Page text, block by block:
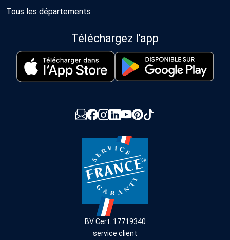
Tous les départements
Téléchargez l'app
BV Cert. 17719340
service client